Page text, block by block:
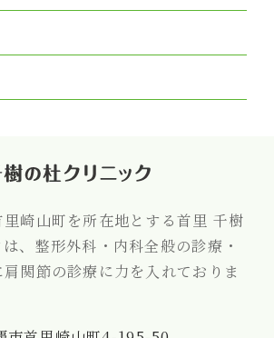
崎山町を所在地とする首里 千樹
、整形外科・内科全般の診療・
関節の診療に力を入れておりま